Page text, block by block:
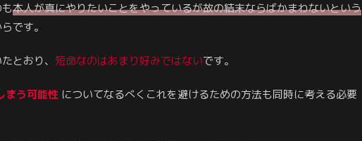
本人が真にやりたいことをやっているが故の結末ならばかまわないという
です。
とおり、 短命なのはあまり好みではないです。
まう可能性 についてなるべくこれを避けるための方法も同時に考える必要